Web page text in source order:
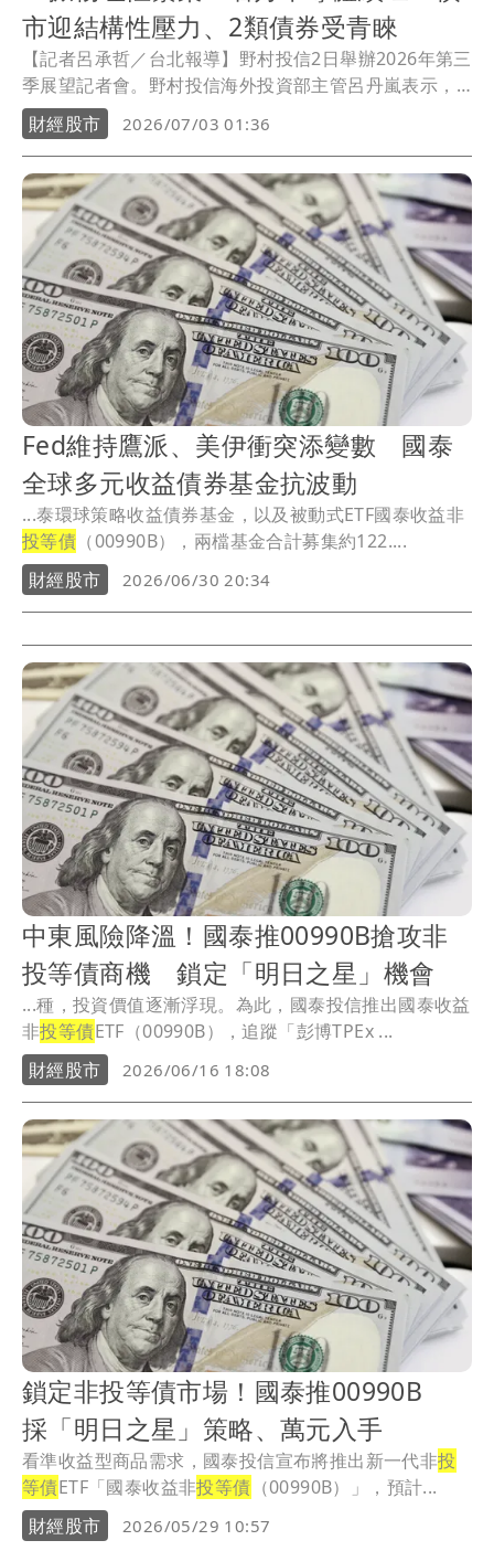
市迎結構性壓力、2類債券受青睞
【記者呂承哲／台北報導】野村投信2日舉辦2026年第三
季展望記者會。野村投信海外投資部主管呂丹嵐表示，
本波AI帶動的牛市並非單純資金行情，而是來自「物理
性繁榮」與產業需求翻轉。隨著AI由訓練走向推論時
代，晶片、設備及零組件需求快速放大，相關企業股價
上漲，反映的是企業獲利與資本支出的結構性成長，而
非市場過度炒作。
財經股市 2026/07/03 01:36
Fed維持鷹派、美伊衝突添變數 國泰
全球多元收益債券基金抗波動
...泰環球策略收益債券基金，以及被動式ETF國泰收益非
投等債 （00990B），兩檔基金合計募集約122....
財經股市
2026/06/30 20:34
中東風險降溫！國泰推00990B搶攻非
投等債商機 鎖定「明日之星」機會
...種，投資價值逐漸浮現。為此，國泰投信推出國泰收益
非投等債ETF（00990B），追蹤「彭博TPEx ...
財經股市
2026/06/16 18:08
鎖定非投等債市場！國泰推00990B
採「明日之星」策略、萬元入手
看準收益型商品需求，國泰投信宣布將推出新一代非投
等債ETF「國泰收益非投等債 （00990B）」，預計...
財經股市
2026/05/29 10:57